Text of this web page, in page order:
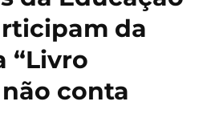
da
“Livro
conta